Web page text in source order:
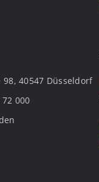
98, 40547 Düsseldorf
000